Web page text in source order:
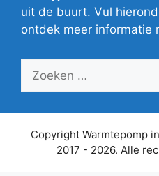
uit de buurt. Vul
ontdek meer informatie
Zoek
Copyright Warmtepomp
2017 - 2026. Alle